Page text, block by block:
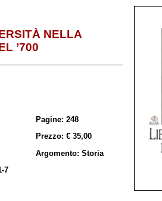
NELLA
’700
7
Pagine: 248
Prezzo: € 35,00
Argomento: Storia